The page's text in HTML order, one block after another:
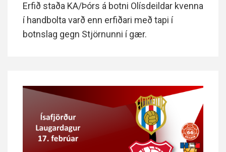
Erfið staða KA/Þórs á botni Olísdeildar kvenna
í handbolta varð enn erfiðari með tapi í
botnslag gegn Stjörnunni í gær.